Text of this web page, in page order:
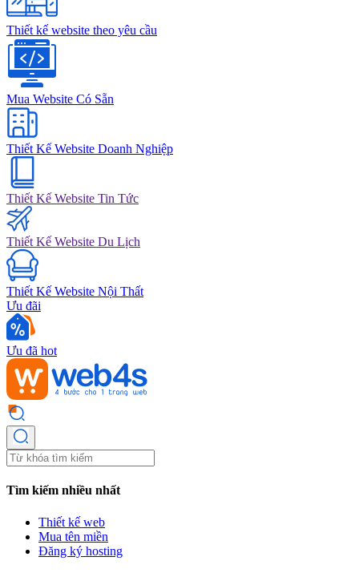
Thiết kế website theo yêu cầu
Mua Website Có Sẵn
Thiết Kế Website Doanh Nghiệp
Thiết Kế Website Tin Tức
Thiết Kế Website Du Lịch
Thiết Kế Website Nội Thất
Ưu đãi
Ưu đã hot
Tìm kiếm nhiều nhất
Thiết kế web
Mua tên miền
Đăng ký hosting